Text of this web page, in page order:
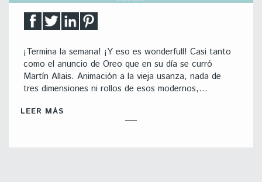
¡Termina la semana! ¡Y eso es wonderfull! Casi tanto
como el anuncio de Oreo que en su día se curró
Martín Allais. Animación a la vieja usanza, nada de
tres dimensiones ni rollos de esos modernos,…
LEER MÁS